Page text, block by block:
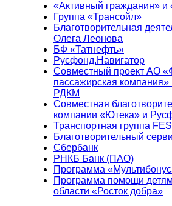
«Активный гражданин» и
Группа «Трансойл»
Благотворительная
Олега Леонова
БФ «Татнефть»
Русфонд.Навигатор
Совместный проект АО
пассажирская
РДКМ
Совместная
компании «Ютека» и
Транспортная группа
Благотворительный
Сбербанк
РНКБ Банк (ПАО)
Программа
Программа помощи
области «Росток добра»